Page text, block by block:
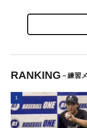
RANKING －練習
1